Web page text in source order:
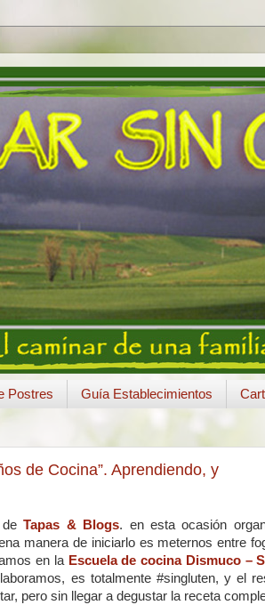
Postres Guía Establecimientos
de Cocina”. Aprendiendo, y
deTapas & Blogs. en esta ocasión
manera de iniciarlo es meternos entre
en la Escuela de cocina Dismuco –
es totalmente #singluten, y el
pero sin llegar a degustar la receta